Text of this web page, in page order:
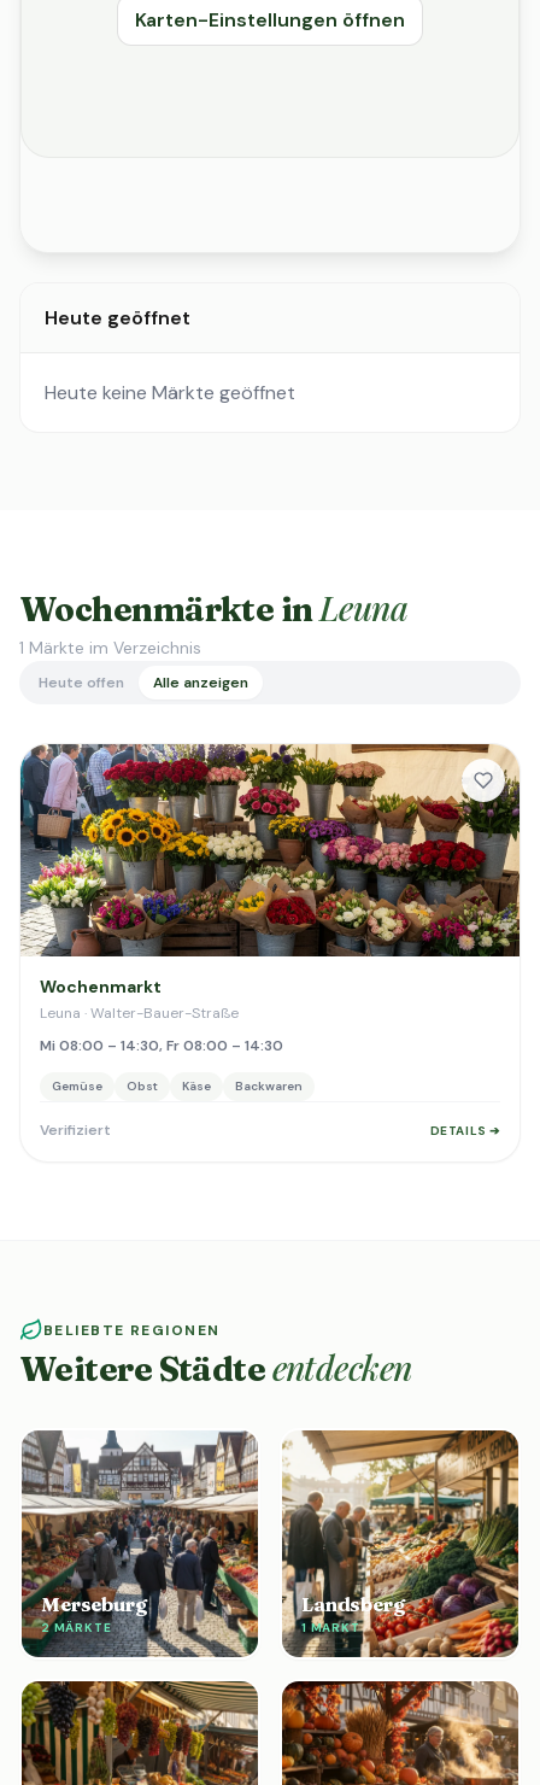
Karten-Einstellungen öffnen
Heute geöffnet
Heute keine Märkte geöffnet
Wochenmärkte inLeuna
1 Märkte im Verzeichnis
Heute offen Alle anzeigen
Wochenmarkt
Leuna · Walter-Bauer-Straße
Mi 08:00 – 14:30, Fr 08:00 – 14:30
Gemüse Obst Käse Backwaren
Verifiziert DETAILS ➔
BELIEBTE REGIONEN
Weitere Städteentdecken
Merseburg
2 MÄRKTE
Landsberg
1 MARKT